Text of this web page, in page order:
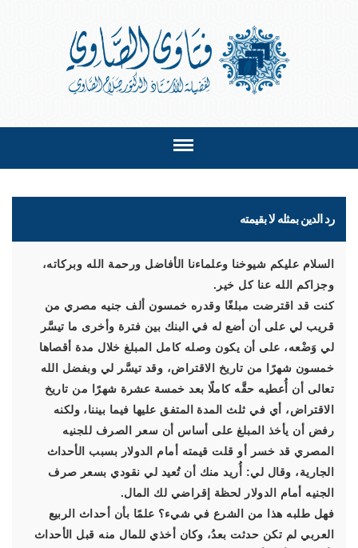
رد الدين بمثله لا بقيمته
السلام عليكم شيوخنا وعلماءنا الأفاضل ورحمة الله وبركاته،
وجزاكم الله عنا كل خير.
كنت قد اقترضت مبلغًا وقدره خمسون ألف جنيه مصري من
قريب لي على أن أضع له في البنك بين فترة وأخرى ما تيسَّر
لي وَضْعه، على أن يكون وصله كامل المبلغ خلال مدة أقصاها
خمسون شهرًا من تاريخ الاقتراض، وقد تيسَّر لي وبفضل الله
تعالى أن أُعطيه حقَّه كاملًا بعد خمسة عشرة شهرًا من تاريخ
الاقتراض، أي في ثلث المدة المتفق عليها فيما بيننا، ولكنه
رفض أن يأخذ المبلغ على أساس أن سعر الصرف للجنيه
المصري قد خسر أو قلت قيمته أمام الدولار بسبب الأحداث
الجارية، وقال لي: أُريد منك أن تُعيد لي نقودي بسعر صرف
الجنيه أمام الدولار لحظة إقراضي لك المال.
فهل طلبه هذا من الشرع في شيء؟ علمًا بأن أحداث الربيع
العربي لم تكن حدثت بعدُ، وكان أخذي للمال منه قبل الأحداث